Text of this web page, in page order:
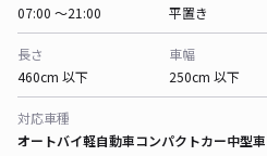
07:00 〜21:00
平置き
長さ
460cm 以下
車幅
250cm 以下
対応車種
オートバイ軽自動車コンパクトカー中型車